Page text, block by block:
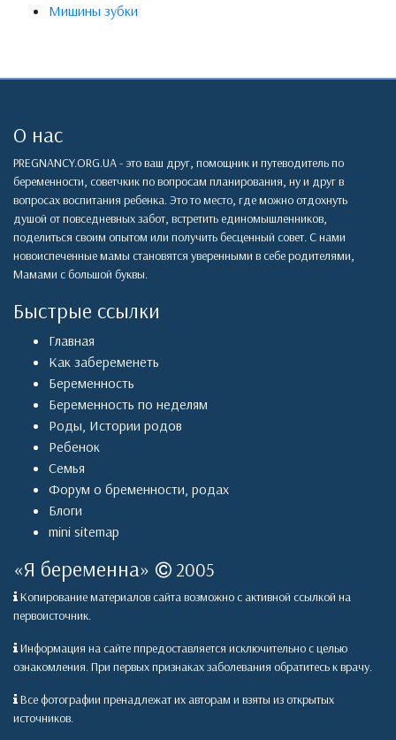
Мишины зубки
О нас
PREGNANCY.ORG.UA - это ваш друг, помощник и путеводитель по
беременности, советчкик по вопросам планирования, ну и друг в
вопросах воспитания ребенка. Это то место, где можно отдохнуть
душой от повседневных забот, встретить единомышленников,
поделиться своим опытом или получить бесценный совет. С нами
новоиспеченные мамы становятся уверенными в себе родителями,
Мамами с большой буквы.
Быстрые ссылки
Главная
Как забеременеть
Беременность
Беременность по неделям
Роды, Истории родов
Ребенок
Семья
Форум о бременности, родах
Блоги
mini sitemap
«Я беременна» 2005
Копирование материалов сайта возможно с активной ссылкой на
первоисточник.
Информация на сайте ппредоставляется исключительно с целью
ознакомления. При первых признаках заболевания обратитесь к врачу.
Все фотографии пренадлежат их авторам и взяты из открытых
источников.